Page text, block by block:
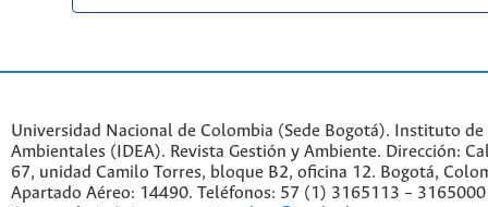
Universidad Nacional de Colombia (Sede Bogotá). Instituto de
Ambientales (IDEA). Revista Gestión y Ambiente. Dirección:
67, unidad Camilo Torres, bloque B2, oficina 12. Bogotá,
Apartado Aéreo: 14490. Teléfonos: 57 (1) 3165113 –